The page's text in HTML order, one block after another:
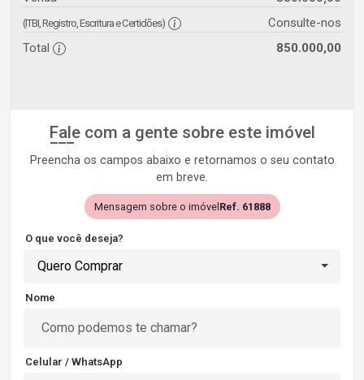
(ITBI, Registro, Escritura e Certidões)
Consulte-nos
Total
850.000,00
Fale com a gente sobre este imóvel
Preencha os campos abaixo e retornamos o seu contato
em breve.
Mensagem sobre o imóvel Ref. 61888
O que você deseja?
Quero Comprar
Nome
Celular / WhatsApp